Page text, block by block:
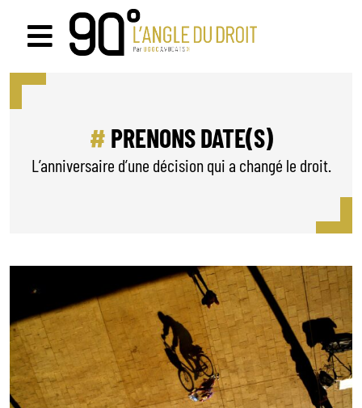
contenuNavigation
à
PRENONS DATE(S)
L’anniversaire d’une décision qui a changé le droit.